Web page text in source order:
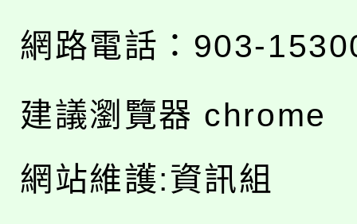
網路電話：903-
建議瀏覽器 chrome
網站維護:資訊組